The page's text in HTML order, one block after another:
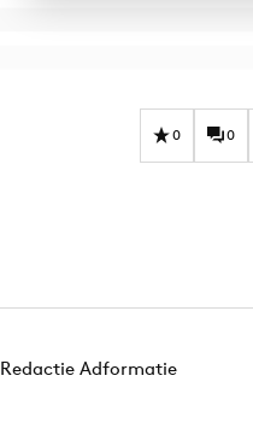
0 0
Redactie Adformatie